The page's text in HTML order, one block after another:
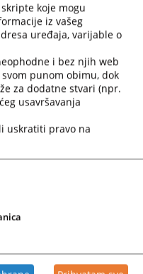
koje mogu
iz vašeg
uređaja, varijable o
i bez njih web
punom obimu, dok
za dodatne stvari (npr.
usavršavanja
uskratiti pravo na